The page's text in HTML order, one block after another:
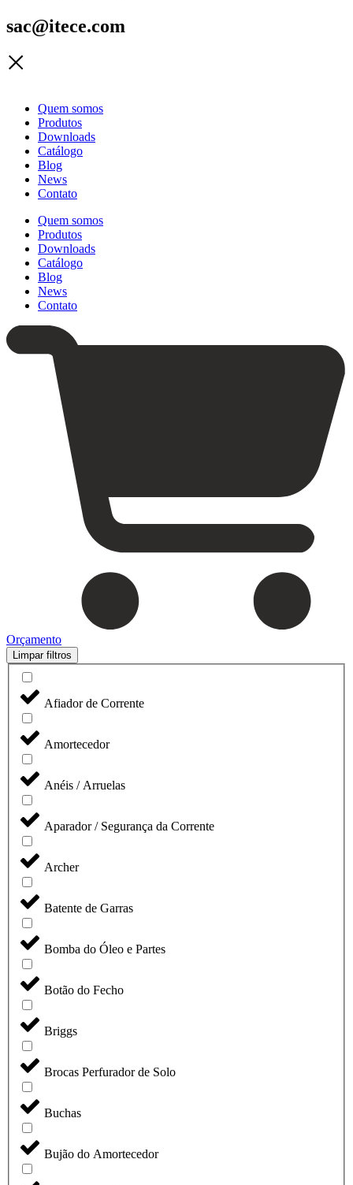
sac@itece.com
Quem somos
Produtos
Downloads
Catálogo
Blog
News
Contato
Quem somos
Produtos
Downloads
Catálogo
Blog
News
Contato
Orçamento
Limpar filtros
Afiador de Corrente
Amortecedor
Anéis / Arruelas
Aparador / Segurança da Corrente
Archer
Batente de Garras
Bomba do Óleo e Partes
Botão do Fecho
Briggs
Brocas Perfurador de Solo
Buchas
Bujão do Amortecedor